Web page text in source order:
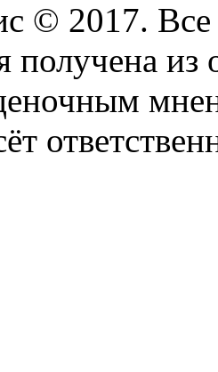
© 2017.
получена из